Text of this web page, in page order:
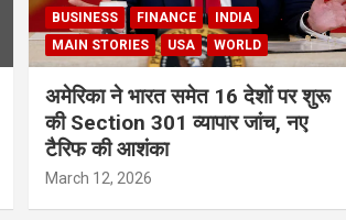
BUSINESS FINANCE
INDIA
MAIN STORIES
USA WORLD
अमेरिका ने भारत समेत 16 देशों पर शुरू
की Section 301 व्यापार जांच, नए
टैरिफ की आशंका
March 12, 2026